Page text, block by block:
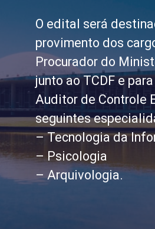
O edital será
provimento dos
Procurador do
junto ao TCDF e
Auditor de Controle
seguintes
– Tecnologia da
– Psicologia
– Arquivologia.